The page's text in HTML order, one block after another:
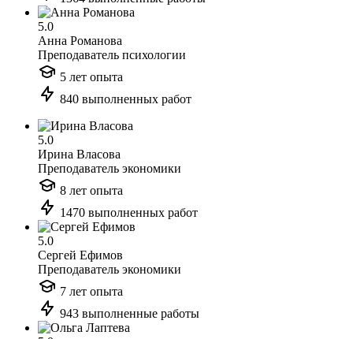
5.0
Анна Романова
Преподаватель психологии
5 лет опыта
840 выполненных работ
5.0
Ирина Власова
Преподаватель экономики
8 лет опыта
1470 выполненных работ
5.0
Сергей Ефимов
Преподаватель экономики
7 лет опыта
943 выполненные работы